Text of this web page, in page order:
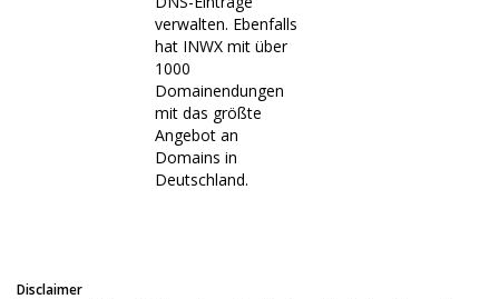
verwalten. Ebenfalls
hat INWX mit über
1000
Domainendungen
mit das größte
Angebot an
Domains in
Deutschland.
Disclaimer